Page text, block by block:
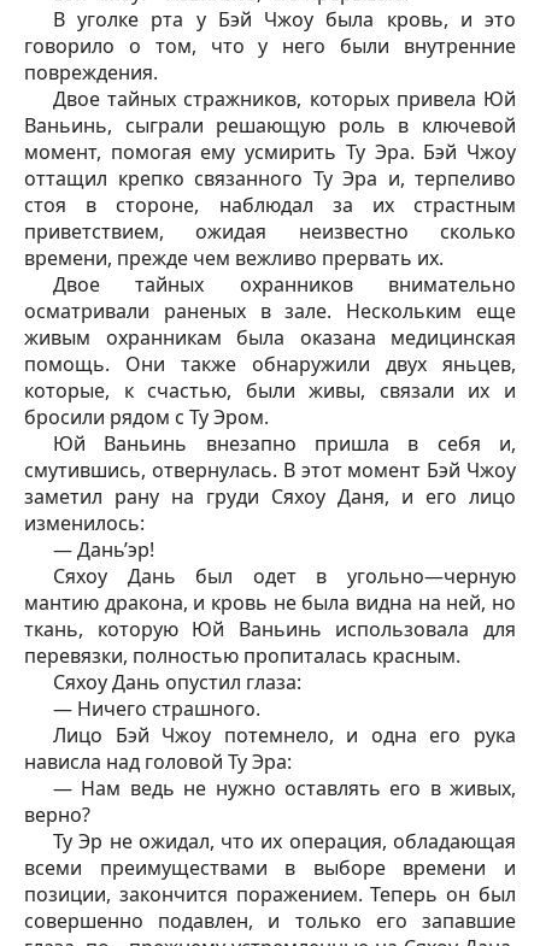
В уголке рта у Бэй Чжоу была кровь, и это
говорило о том, что у него были внутренние
повреждения.
Двое тайных стражников, которых привела Юй
Ваньинь, сыграли решающую роль в ключевой
момент, помогая ему усмирить Ту Эра. Бэй Чжоу
оттащил крепко связанного Ту Эра и, терпеливо
стоя в стороне, наблюдал за их страстным
приветствием, ожидая неизвестно сколько
времени, прежде чем вежливо прервать их.
Двое тайных охранников внимательно
осматривали раненых в зале. Нескольким еще
живым охранникам была оказана медицинская
помощь. Они также обнаружили двух яньцев,
которые, к счастью, были живы, связали их и
бросили рядом с Ту Эром.
Юй Ваньинь внезапно пришла в себя и,
смутившись, отвернулась. В этот момент Бэй Чжоу
заметил рану на груди Сяхоу Даня, и его лицо
изменилось:
— Дань’эр!
Сяхоу Дань был одет в угольно—черную
мантию дракона, и кровь не была видна на ней, но
ткань, которую Юй Ваньинь использовала для
перевязки, полностью пропиталась красным.
Сяхоу Дань опустил глаза:
— Ничего страшного.
Лицо Бэй Чжоу потемнело, и одна его рука
нависла над головой Ту Эра:
— Нам ведь не нужно оставлять его в живых,
верно?
Ту Эр не ожидал, что их операция, обладающая
всеми преимуществами в выборе времени и
позиции, закончится поражением. Теперь он был
совершенно подавлен, и только его запавшие